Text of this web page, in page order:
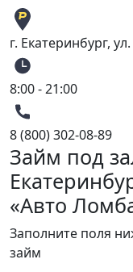
г. Екатеринбург,
8:00 - 21:00
8 (800) 302-08-89
Займ под
«Авто
Заполните поля
займ